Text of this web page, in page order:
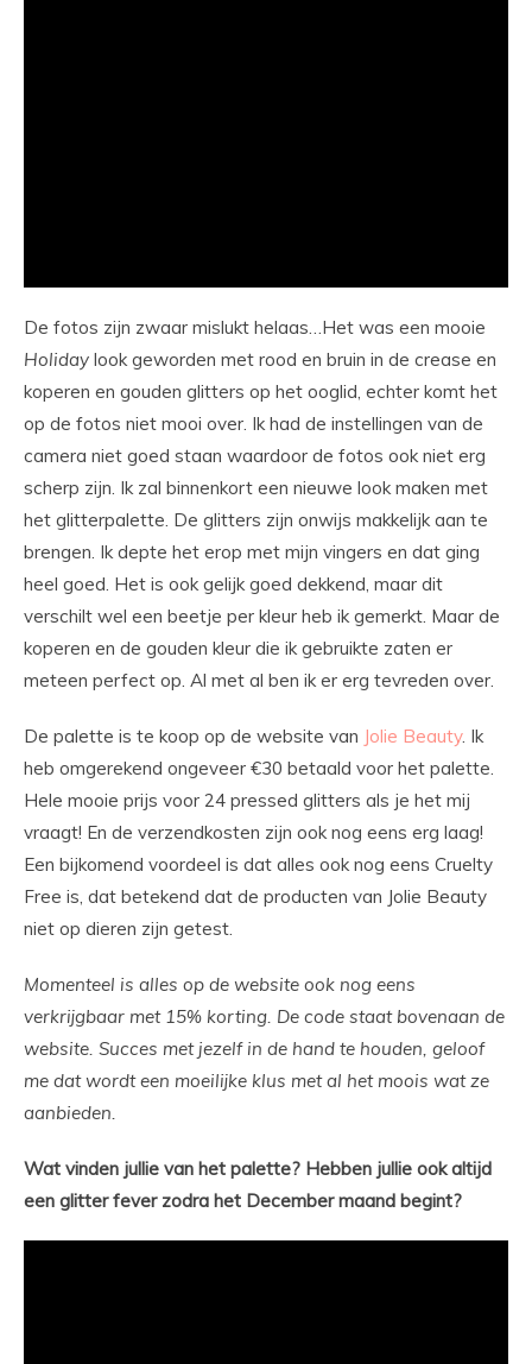
De fotos zijn zwaar mislukt helaas…Het was een mooie
Holiday look geworden met rood en bruin in de crease en
koperen en gouden glitters op het ooglid, echter komt het
op de fotos niet mooi over. Ik had de instellingen van de
camera niet goed staan waardoor de fotos ook niet erg
scherp zijn. Ik zal binnenkort een nieuwe look maken met
het glitterpalette. De glitters zijn onwijs makkelijk aan te
brengen. Ik depte het erop met mijn vingers en dat ging
heel goed. Het is ook gelijk goed dekkend, maar dit
verschilt wel een beetje per kleur heb ik gemerkt. Maar de
koperen en de gouden kleur die ik gebruikte zaten er
meteen perfect op. Al met al ben ik er erg tevreden over.
De palette is te koop op de website van Jolie Beauty. Ik
heb omgerekend ongeveer €30 betaald voor het palette.
Hele mooie prijs voor 24 pressed glitters als je het mij
vraagt! En de verzendkosten zijn ook nog eens erg laag!
Een bijkomend voordeel is dat alles ook nog eens Cruelty
Free is, dat betekend dat de producten van Jolie Beauty
niet op dieren zijn getest.
Momenteel is alles op de website ook nog eens
verkrijgbaar met 15% korting. De code staat bovenaan de
website. Succes met jezelf in de hand te houden, geloof
me dat wordt een moeilijke klus met al het moois wat ze
aanbieden.
Wat vinden jullie van het palette? Hebben jullie ook altijd
een glitter fever zodra het December maand begint?